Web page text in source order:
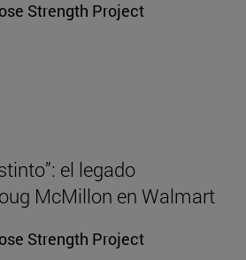
Strength Project
el legado
McMillon en Walmart
Strength Project